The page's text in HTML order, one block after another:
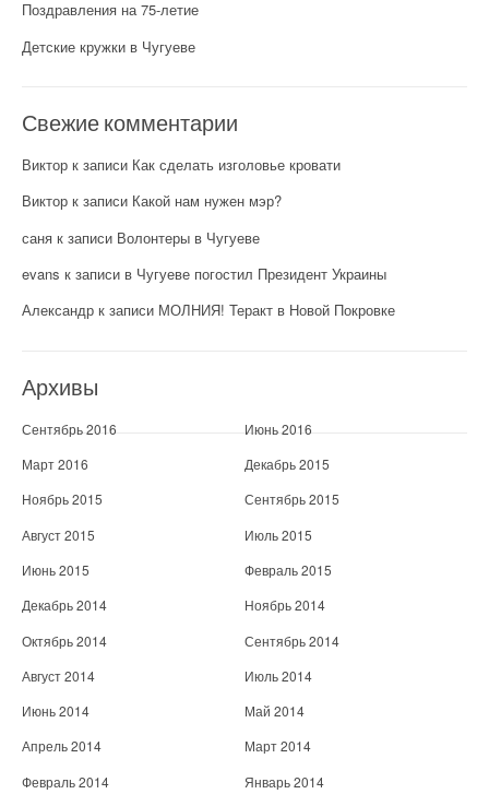
Поздравления на 75-летие
Детские кружки в Чугуеве
Свежие комментарии
Виктор к записи Как сделать изголовье кровати
Виктор к записи Какой нам нужен мэр?
саня к записи Волонтеры в Чугуеве
evans к записи в Чугуеве погостил Президент Украины
Александр к записи МОЛНИЯ! Теракт в Новой Покровке
Архивы
Сентябрь 2016
Июнь 2016
Март 2016
Декабрь 2015
Ноябрь 2015
Сентябрь 2015
Август 2015
Июль 2015
Июнь 2015
Февраль 2015
Декабрь 2014
Ноябрь 2014
Октябрь 2014
Сентябрь 2014
Август 2014
Июль 2014
Июнь 2014
Май 2014
Апрель 2014
Март 2014
Февраль 2014
Январь 2014